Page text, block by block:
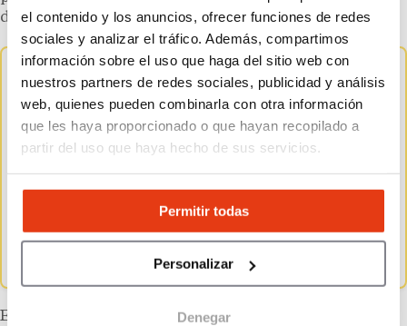
el contenido y los anuncios, ofrecer funciones de redes
sociales y analizar el tráfico. Además, compartimos
información sobre el uso que haga del sitio web con
nuestros partners de redes sociales, publicidad y análisis
web, quienes pueden combinarla con otra información
que les haya proporcionado o que hayan recopilado a
partir del uso que haya hecho de sus servicios.
Permitir todas
Personalizar
Denegar
depende del horario de cierre de las tiendas.
¿Cuántos supermercados tiene Consum?
Actualmente, la red comercial de Consum
cuenta con más de mil establecimientos, más de
Comunitat Valenciana, Cataluña, Castilla-La
Mancha, Región de Murcia, Andalucía y
Esta será la
primera plataforma logística de Consum